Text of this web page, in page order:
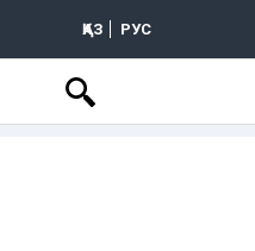
ҚАЗ РУС